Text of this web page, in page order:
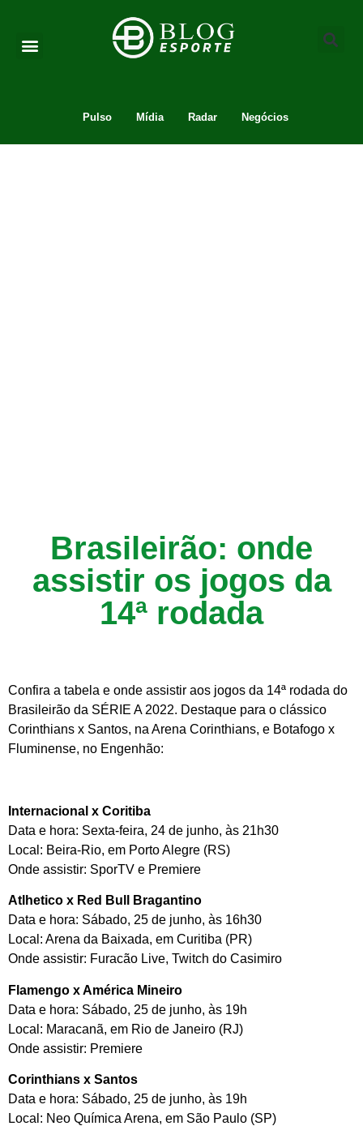
Pulso Mídia Radar Negócios
Brasileirão: onde
assistir os jogos da
14ª rodada
Confira a tabela e onde assistir aos jogos da 14ª rodada do
Brasileirão da SÉRIE A 2022. Destaque para o clássico
Corinthians x Santos, na Arena Corinthians, e Botafogo x
Fluminense, no Engenhão:
Internacional x Coritiba
Data e hora: Sexta-feira, 24 de junho, às 21h30
Local: Beira-Rio, em Porto Alegre (RS)
Onde assistir: SporTV e Premiere
Atlhetico x Red Bull Bragantino
Data e hora: Sábado, 25 de junho, às 16h30
Local: Arena da Baixada, em Curitiba (PR)
Onde assistir: Furacão Live, Twitch do Casimiro
Flamengo x América Mineiro
Data e hora: Sábado, 25 de junho, às 19h
Local: Maracanã, em Rio de Janeiro (RJ)
Onde assistir: Premiere
Corinthians x Santos
Data e hora: Sábado, 25 de junho, às 19h
Local: Neo Química Arena, em São Paulo (SP)